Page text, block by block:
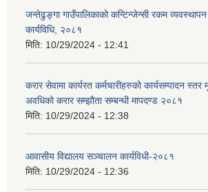
जन्तेढुङ्गा गाउँपालिकाको कन्टिन्जेन्सी रकम
कार्यविधि, २०८१
मिति: 10/29/2024 - 12:41
करार सेवामा कार्यरत कर्मचारीहरुको कार्यसम्पादन
अवधिको करार सम्झौता सम्बन्धी मापदण्ड २०८१
मिति: 10/29/2024 - 12:38
आवासीय विद्यालय सञ्चालन कार्यविधी-२०८१
मिति: 10/29/2024 - 12:36